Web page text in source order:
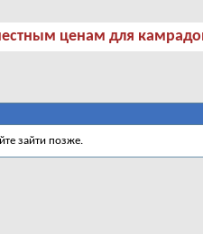
ценам для
зайти позже.